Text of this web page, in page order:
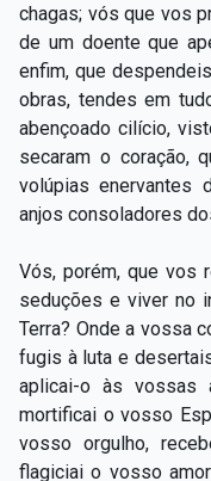
chagas; vós que vos
de um doente que
enfim, que
obras, tendes em
abençoado cilício,
secaram o coração,
volúpias enervantes
anjos consoladores
Vós, porém, que vos
seduções e viver no
Terra? Onde a vossa
fugis à luta e
aplicai-o às vossas
mortificai o vosso
vosso orgulho,
flagiciai o vosso